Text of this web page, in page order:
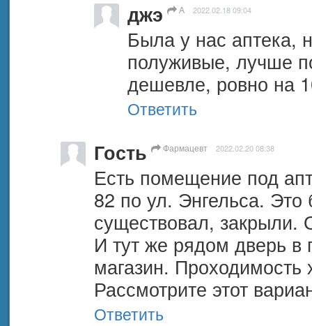
джэ А 2022.02.18 09:04
Была у нас аптека,
полуживые, лучше
дешевле, ровно на
Ответить
Гость Фармацевт 2022.02.20 08:38
Есть помещение под
82 по ул. Энгельса.
существовал,
И тут же рядом дверь в
магазин.
Рассмотрите этот
Ответить